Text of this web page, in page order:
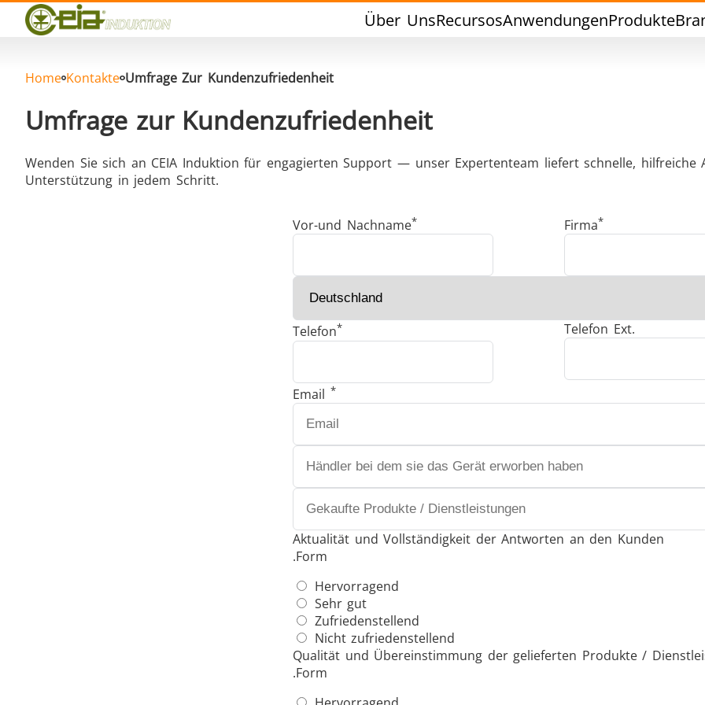
Über UnsRecursosAnwendungenProdukte
Qualität
Veranstaltungen
FAQ
Hartlöten
Verschlussversiegelung Warm Umformen /
Generatoren Steuergeräte
Heizkopf
Home Kontakte Umfrage Zur Kundenzufriedenheit
Umfrage zur Kundenzufriedenheit
Wenden Sie sich an CEIA Induktion für engagierten Support — unser Expertenteam liefert schnelle,
Unterstützung in jedem Schritt.
Vor-und Nachname* Firma*
Telefon* Telefon Ext.
Email *
Aktualität und Vollständigkeit der Antworten an den Kunden
.Form
Hervorragend
Sehr gut
Zufriedenstellend
Nicht zufriedenstellend
Qualität und Übereinstimmung der gelieferten Produkte /
.Form